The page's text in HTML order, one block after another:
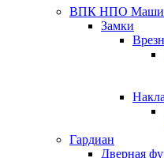
ВПК НПО
Замки
Гардиан
Дверная